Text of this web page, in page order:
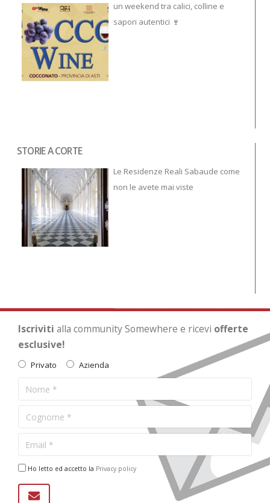
un weekend tra calici, colline e
sapori autentici 🍷
STORIE A CORTE
Le Residenze Reali Sabaude come
non le avete mai viste
Iscriviti alla community Somewhere e ricevi offerte
esclusive!
Privato Azienda
Ho letto ed accetto la Privacy policy